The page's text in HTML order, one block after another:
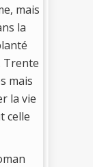
mais
la
Trente
mais
la vie
celle